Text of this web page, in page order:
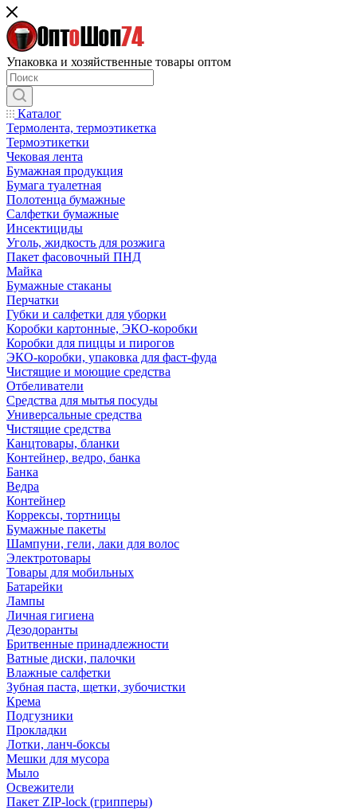
Упаковка и хозяйственные товары оптом
Каталог
Термолента, термоэтикетка
Термоэтикетки
Чековая лента
Бумажная продукция
Бумага туалетная
Полотенца бумажные
Салфетки бумажные
Инсектициды
Уголь, жидкость для розжига
Пакет фасовочный ПНД
Майка
Бумажные стаканы
Перчатки
Губки и салфетки для уборки
Коробки картонные, ЭКО-коробки
Коробки для пиццы и пирогов
ЭКО-коробки, упаковка для фаст-фуда
Чистящие и моющие средства
Отбеливатели
Средства для мытья посуды
Универсальные средства
Чистящие средства
Канцтовары, бланки
Контейнер, ведро, банка
Банка
Ведра
Контейнер
Коррексы, тортницы
Бумажные пакеты
Шампуни, гели, лаки для волос
Электротовары
Товары для мобильных
Батарейки
Лампы
Личная гигиена
Дезодоранты
Бритвенные принадлежности
Ватные диски, палочки
Влажные салфетки
Зубная паста, щетки, зубочистки
Крема
Подгузники
Прокладки
Лотки, ланч-боксы
Мешки для мусора
Мыло
Освежители
Пакет ZIP-lock (грипперы)